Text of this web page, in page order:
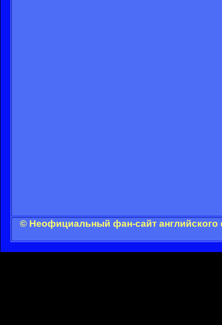
© Неофициальный фан-сайт английского